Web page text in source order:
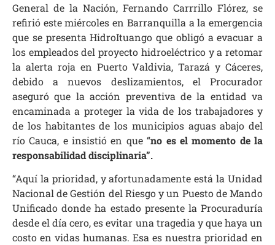
General de la Nación, Fernando Carrrillo Flórez, se
refirió este miércoles en Barranquilla a la emergencia
que se presenta HidroItuango que obligó a evacuar a
los empleados del proyecto hidroeléctrico y a retomar
la alerta roja en Puerto Valdivia, Tarazá y Cáceres,
debido a nuevos deslizamientos, el Procurador
aseguró que la acción preventiva de la entidad va
encaminada a proteger la vida de los trabajadores y
de los habitantes de los municipios aguas abajo del
río Cauca, e insistió en que “no es el momento de la
responsabilidad disciplinaria”.
“Aquí la prioridad, y afortunadamente está la Unidad
Nacional de Gestión del Riesgo y un Puesto de Mando
Unificado donde ha estado presente la Procuraduría
desde el día cero, es evitar una tragedia y que haya un
costo en vidas humanas. Esa es nuestra prioridad en